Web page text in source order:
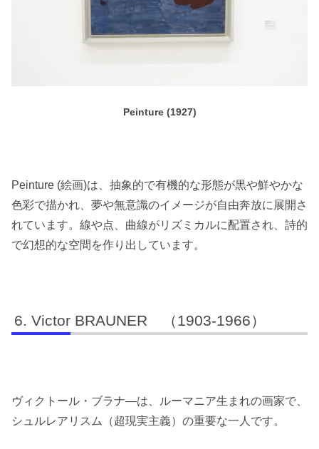
Peinture (1927)
Peinture (絵画)は、抽象的で有機的な形態が黒や鮮やかな
色彩で描かれ、夢や無意識のイメージが自由奔放に展開さ
れています。線や点、曲線がリズミカルに配置され、詩的
で幻想的な空間を作り出しています。
Victor BRAUNER （1903-1966）
ヴィクトール・ブラナ―は、ルーマニア生まれの画家で、
シュルレアリスム（超現実主義）の重要な一人です。